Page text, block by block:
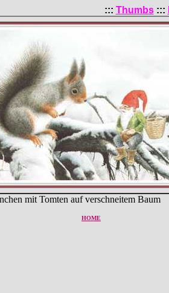
::: Thumbs:::
mit Tomten auf verschneitem Baum
HOME